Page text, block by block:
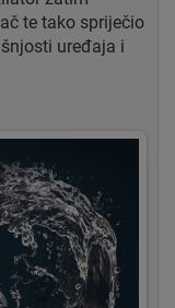
te tako spriječio
uređaja i